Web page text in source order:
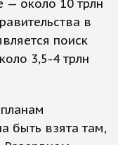
— около 10 трлн
в
поиск
3,5-4 трлн
быть взята там,